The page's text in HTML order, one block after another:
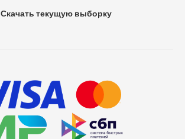
Скачать текущую выборку